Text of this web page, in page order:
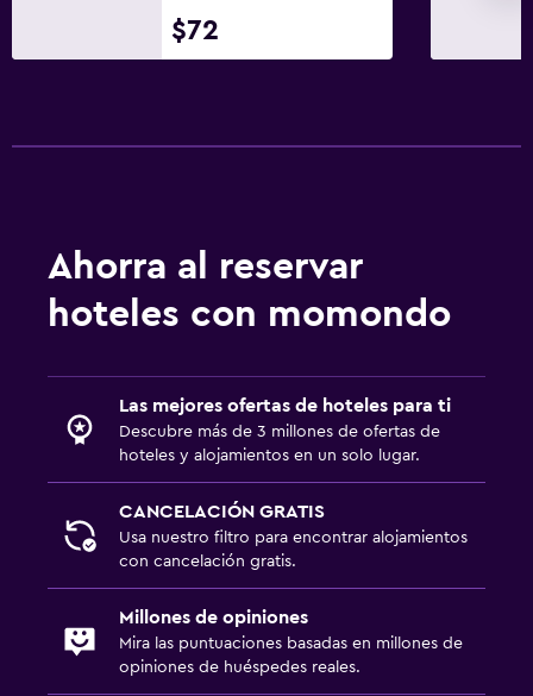
$72
Ahorra al reservar
hoteles con momondo
Las mejores ofertas de hoteles para ti
Descubre más de 3 millones de ofertas de
hoteles y alojamientos en un solo lugar.
CANCELACIÓN GRATIS
Usa nuestro filtro para encontrar alojamientos
con cancelación gratis.
Millones de opiniones
Mira las puntuaciones basadas en millones de
opiniones de huéspedes reales.